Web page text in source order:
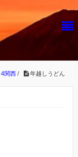
4関西 / 年越しうどん